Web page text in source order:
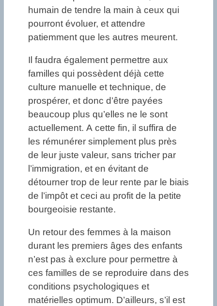
humain de tendre la main à ceux qui
pourront évoluer, et attendre
patiemment que les autres meurent.
Il faudra également permettre aux
familles qui possèdent déjà cette
culture manuelle et technique, de
prospérer, et donc d’être payées
beaucoup plus qu’elles ne le sont
actuellement. A cette fin, il suffira de
les rémunérer simplement plus près
de leur juste valeur, sans tricher par
l’immigration, et en évitant de
détourner trop de leur rente par le biais
de l’impôt et ceci au profit de la petite
bourgeoisie restante.
Un retour des femmes à la maison
durant les premiers âges des enfants
n’est pas à exclure pour permettre à
ces familles de se reproduire dans des
conditions psychologiques et
matérielles optimum. D’ailleurs, s’il est